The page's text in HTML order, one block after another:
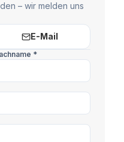
– wir melden uns
E-Mail
*